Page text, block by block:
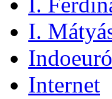
I.
Internet